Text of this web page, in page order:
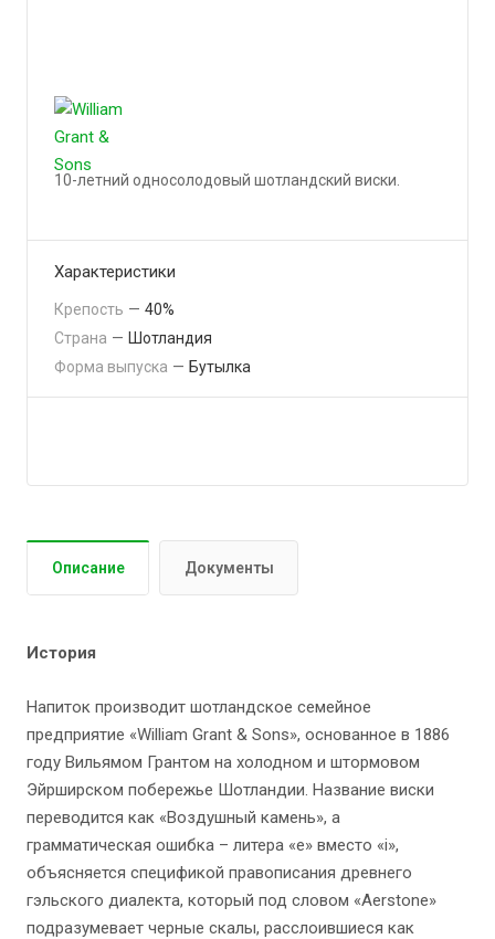
10-летний односолодовый шотландский виски.
Характеристики
Крепость — 40%
Страна — Шотландия
Форма выпуска — Бутылка
Описание Документы
История
Напиток производит шотландское семейное
предприятие «William Grant & Sons», основанное в 1886
году Вильямом Грантом на холодном и штормовом
Эйрширском побережье Шотландии. Название виски
переводится как «Воздушный камень», а
грамматическая ошибка – литера «e» вместо «i»,
объясняется спецификой правописания древнего
гэльского диалекта, который под словом «Aerstone»
подразумевает черные скалы, расслоившиеся как